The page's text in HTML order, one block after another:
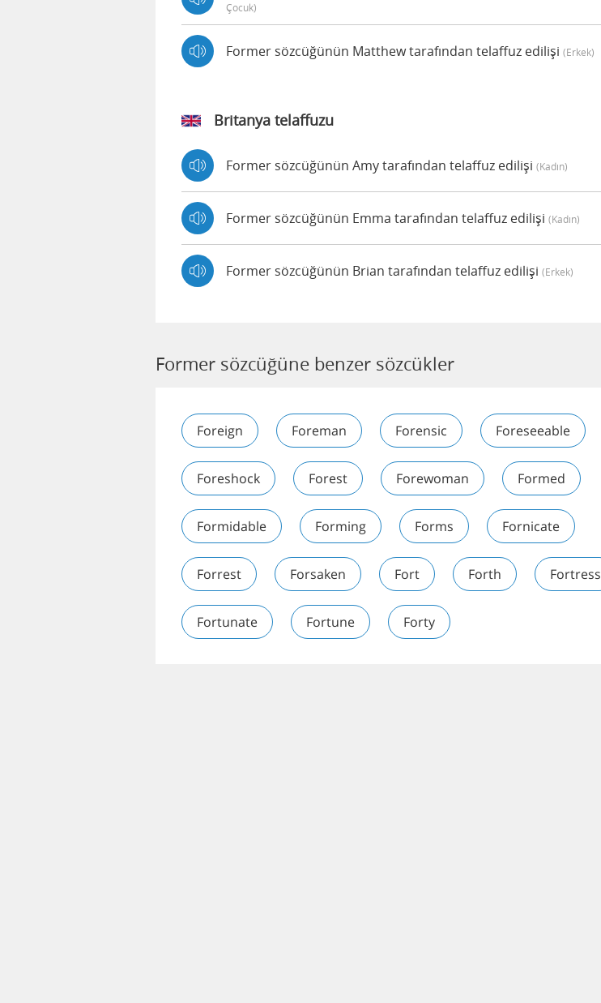
Çocuk)
Former sözcüğünün Matthew tarafından telaffuz edilişi (erkek)
Britanya telaffuzu
Former sözcüğünün Amy tarafından telaffuz edilişi (kadın)
Former sözcüğünün Emma tarafından telaffuz edilişi (kadın)
Former sözcüğünün Brian tarafından telaffuz edilişi (erkek)
Former sözcüğüne benzer sözcükler
Foreign Foreman Forensic Foreseeable
Foreshock Forest Forewoman Formed
Formidable Forming Forms Fornicate
Forrest Forsaken Fort Forth Fortress
Fortunate Fortune Forty